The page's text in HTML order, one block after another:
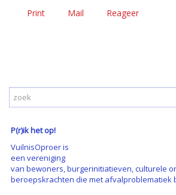
Print Mail Reageer
P(r)ik het op!
VuilnisOproer is
een vereniging
van bewoners, burgerinitiatieven, culturele
beroepskrachten die met afvalproblematiek